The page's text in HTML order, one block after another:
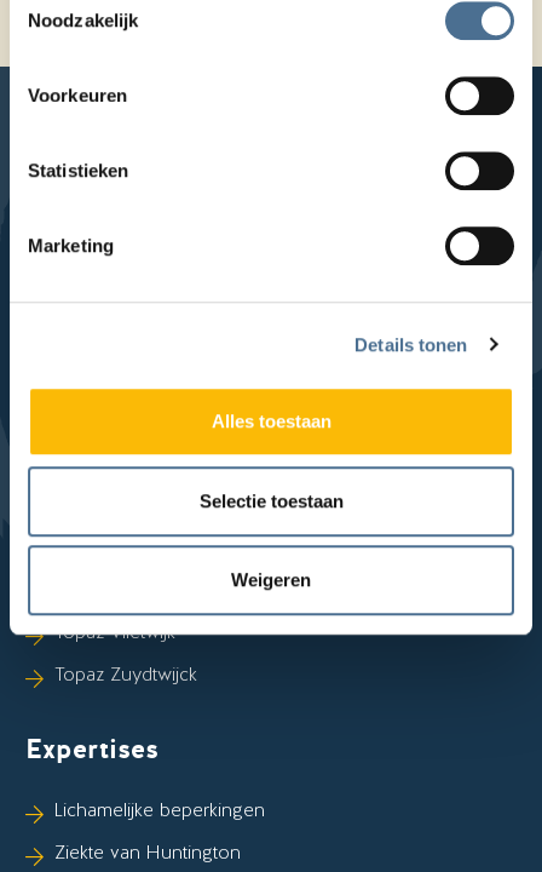
Noodzakelijk
Voorkeuren
Statistieken
Marketing
Details tonen
Alles toestaan
Selectie toestaan
Weigeren
Praktijkonderzoek
Topaz Munnekeweij
Topaz Overrhyn
Topaz Vlietwijk
Topaz Zuydtwijck
Expertises
Lichamelijke beperkingen
Ziekte van Huntington